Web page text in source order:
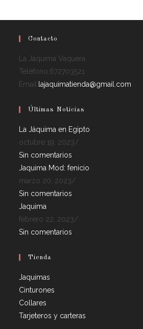
Contacto
La Jaquima Vaquera
Teléfono:672703521
Email:lajaquimatienda@gmail.com
Últimas Noticias
La Jáquima en Egipto
octubre 19, 2023/
Sin comentarios
Jaquima Mod: fenicio
marzo 20, 2023/
Sin comentarios
Jaquima
febrero 22, 2023/
Sin comentarios
Tienda
Jaquimas
Cinturones
Collares
Tarjeteros y carteras